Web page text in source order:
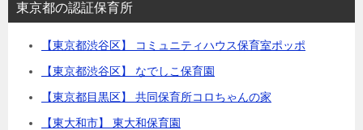
東京都の認証保育所
【東京都渋谷区】 コミュニティハウス保育室ポッポ
【東京都渋谷区】 なでしこ保育園
【東京都目黒区】 共同保育所コロちゃんの家
【東大和市】 東大和保育園